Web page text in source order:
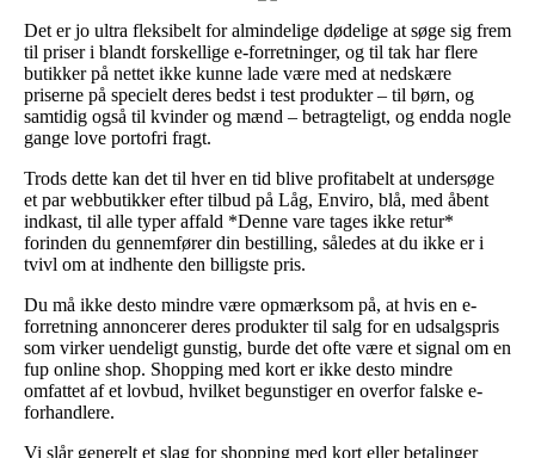
Det er jo ultra fleksibelt for almindelige dødelige at søge sig frem
til priser i blandt forskellige e-forretninger, og til tak har flere
butikker på nettet ikke kunne lade være med at nedskære
priserne på specielt deres bedst i test produkter – til børn, og
samtidig også til kvinder og mænd – betragteligt, og endda nogle
gange love portofri fragt.
Trods dette kan det til hver en tid blive profitabelt at undersøge
et par webbutikker efter tilbud på Låg, Enviro, blå, med åbent
indkast, til alle typer affald *Denne vare tages ikke retur*
forinden du gennemfører din bestilling, således at du ikke er i
tvivl om at indhente den billigste pris.
Du må ikke desto mindre være opmærksom på, at hvis en e-
forretning annoncerer deres produkter til salg for en udsalgspris
som virker uendeligt gunstig, burde det ofte være et signal om en
fup online shop. Shopping med kort er ikke desto mindre
omfattet af et lovbud, hvilket begunstiger en overfor falske e-
forhandlere.
Vi slår generelt et slag for shopping med kort eller betalinger